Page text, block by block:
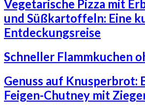
Vegetarische Pizza mit
und Süßkartoffeln: Eine
Entdeckungsreise
Schneller Flammkuchen
Genuss auf Knusperbrot:
Feigen-Chutney mit